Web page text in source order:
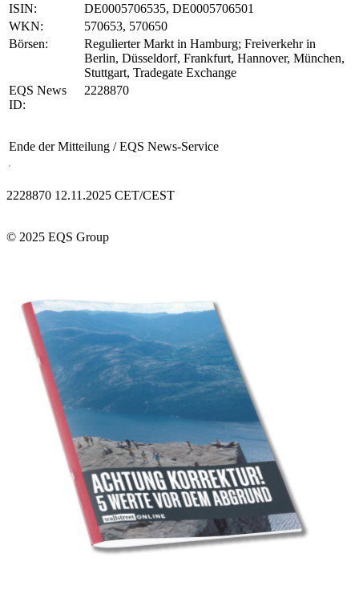
ISIN:
DE0005706535, DE0005706501
WKN:
570653, 570650
Börsen:
Regulierter Markt in Hamburg; Freiverkehr in
Berlin, Düsseldorf, Frankfurt, Hannover, München,
Stuttgart, Tradegate Exchange
EQS News
ID:
2228870
Ende der Mitteilung / EQS News-Service
2228870 12.11.2025 CET/CEST
© 2025 EQS Group